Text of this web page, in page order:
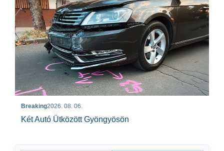
Breaking2026. 08. 06.
Két Autó Ütközött Gyöngyösön